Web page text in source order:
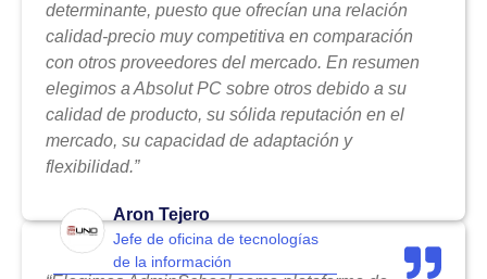
determinante, puesto que ofrecían una relación
calidad-precio muy competitiva en comparación
con otros proveedores del mercado. En resumen
elegimos a Absolut PC sobre otros debido a su
calidad de producto, su sólida reputación en el
mercado, su capacidad de adaptación y
flexibilidad.”
Aron Tejero
Jefe de oficina de tecnologías
de la información